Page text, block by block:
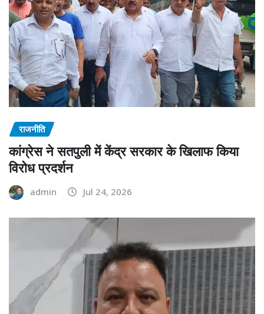
राजनीति
कांग्रेस ने सतपुली में केंद्र सरकार के खिलाफ किया
विरोध प्रदर्शन
admin Jul 24, 2026